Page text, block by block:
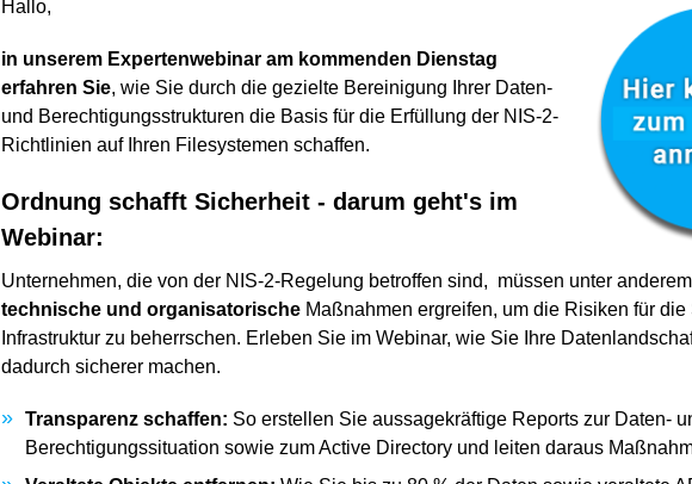
Hallo,
in unserem Expertenwebinar am kommenden Dienstag
erfahren Sie, wie Sie durch die gezielte Bereinigung Ihrer Daten-
und Berechtigungsstrukturen die Basis für die Erfüllung der NIS-2-
Richtlinien auf Ihren Filesystemen schaffen.
Ordnung schafft Sicherheit - darum geht's im
Webinar:
Unternehmen, die von der NIS-2-Regelung betroffen sind, müssen unter
technische und organisatorische Maßnahmen ergreifen, um die Risiken für
Infrastruktur zu beherrschen. Erleben Sie im Webinar, wie Sie Ihre
dadurch sicherer machen.
Transparenz schaffen: So erstellen Sie aussagekräftige Reports zur Daten-
Berechtigungssituation sowie zum Active Directory und leiten daraus